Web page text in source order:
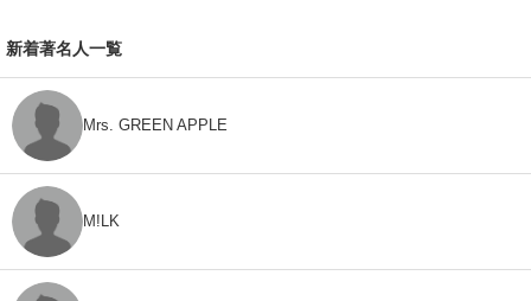
新着著名人一覧
Mrs. GREEN APPLE
M!LK